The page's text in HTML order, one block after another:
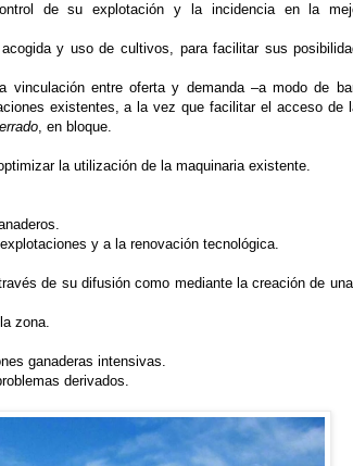
de su explotación y la incidencia en la
y uso de cultivos, para facilitar sus
vinculación entre oferta y demanda –a modo de
existentes, a la vez que facilitar el acceso de
, en bloque.
la utilización de la maquinaria existente.
y a la renovación tecnológica.
de su difusión como mediante la creación de
zona.
ganaderas intensivas.
derivados.